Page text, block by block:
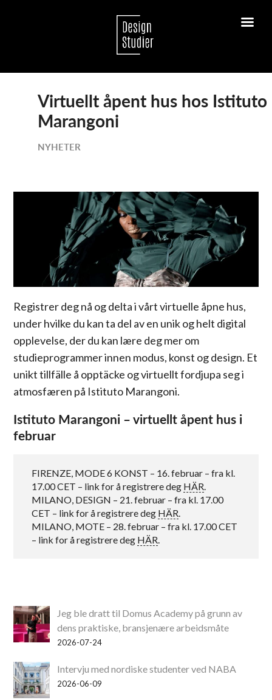
Virtuellt åpent hus hos Istituto
Marangoni
NYHETER
Registrer deg nå og delta i vårt virtuelle åpne hus,
under hvilke du kan ta del av en unik og helt digital
opplevelse, der du kan lære deg mer om
studieprogrammer innen modus, konst og design. Et
unikt tillfälle å opptäcke og virtuellt fordjupa seg i
atmosfæren på Istituto Marangoni.
Istituto Marangoni – virtuellt åpent hus i
februar
FIRENZE, MODE 6 KONST – 16. februar – fra kl.
17.00 CET – link for å registrere deg HÄR.
MILANO, DESIGN – 21. februar – fra kl. 17.00
CET – link for å registrere deg HÄR.
MILANO, MOTE – 28. februar – fra kl. 17.00 CET
– link for å registrere deg HÄR.
Jeg ble dratt til Domus Academy på grunn av
dens praktiske, bransjenære arbeidsmåte
2026-07-24
Intervju med nordiske studenter ved NABA
2026-06-09